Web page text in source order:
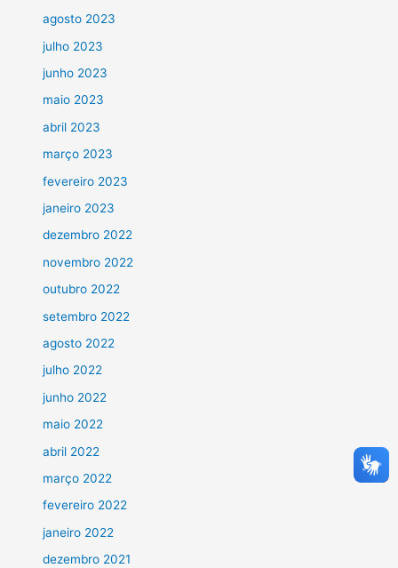
agosto 2023
julho 2023
junho 2023
maio 2023
abril 2023
março 2023
fevereiro 2023
janeiro 2023
dezembro 2022
novembro 2022
outubro 2022
setembro 2022
agosto 2022
julho 2022
junho 2022
maio 2022
abril 2022
março 2022
fevereiro 2022
janeiro 2022
dezembro 2021